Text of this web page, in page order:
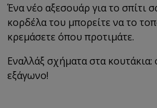
Ένα νέο αξεσουάρ για το σπίτι
κορδέλα του μπορείτε να το
κρεμάσετε όπου προτιμάτε.
Εναλλάξ σχήματα στα
εξάγωνο!